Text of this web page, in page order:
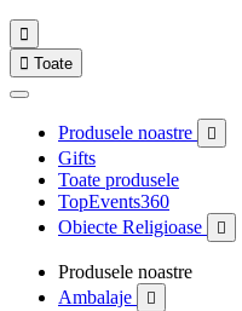

 Toate
Produsele noastre 
Gifts
Toate produsele
TopEvents360
Obiecte Religioase

Produsele noastre
Ambalaje
